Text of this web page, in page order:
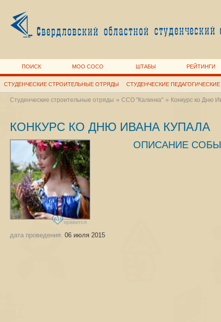
ПОИСК МОО СОСО ШТАБЫ РЕЙТИНГИ
СТУДЕНЧЕСКИЕ СТРОИТЕЛЬНЫЕ ОТРЯДЫ СТУДЕНЧЕСКИЕ
Студенческие строительные отряды » ССО "Калинка"» Конкурс ко Дню
КОНКУРС КО ДНЮ ИВАНА КУПАЛА
615 нравится
дата проведения: 06 июля 2015
ОПИСАНИЕ